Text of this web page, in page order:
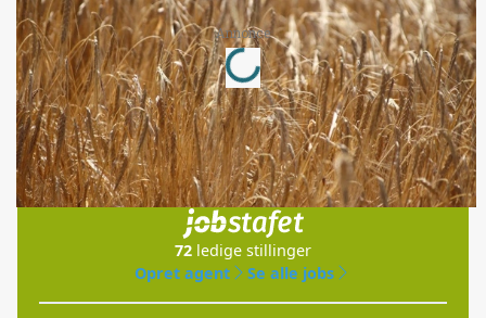
Annonce
Loading...
Jobs
i samarbejde med
72 ledige stillinger
Opret agent
Se alle jobs